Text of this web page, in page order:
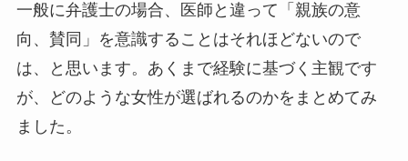
一般に弁護士の場合、医師と違って「親族の意
向、賛同」を意識することはそれほどないので
は、と思います。あくまで経験に基づく主観です
が、どのような女性が選ばれるのかをまとめてみ
ました。